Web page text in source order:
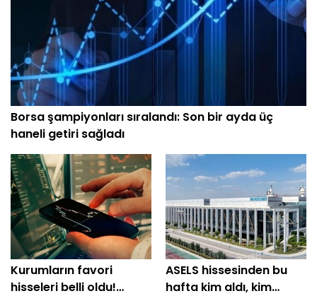
Borsa şampiyonları sıralandı: Son bir ayda üç
haneli getiri sağladı
Kurumların favori
hisseleri belli oldu!
ASELS hissesinden bu
hafta kim aldı, kim